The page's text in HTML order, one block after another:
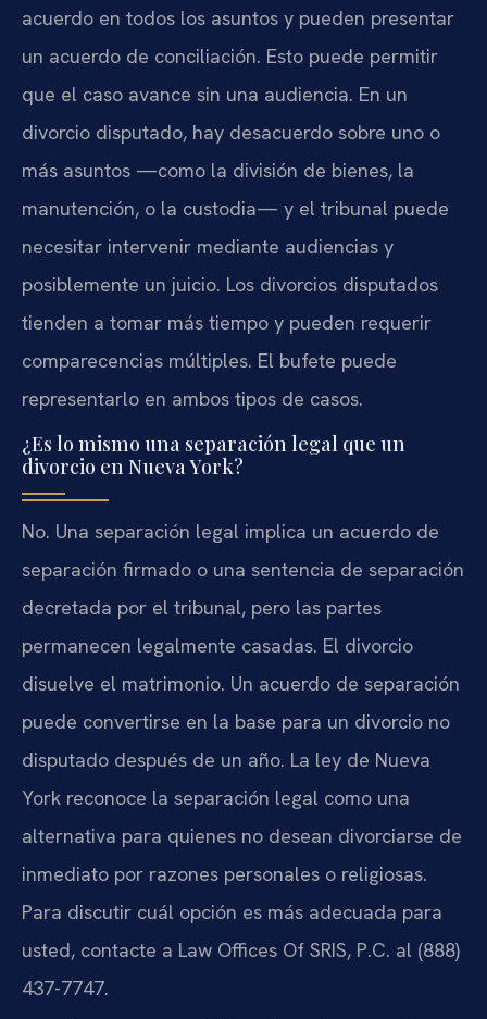
acuerdo en todos los asuntos y pueden presentar
un acuerdo de conciliación. Esto puede permitir
que el caso avance sin una audiencia. En un
divorcio disputado, hay desacuerdo sobre uno o
más asuntos —como la división de bienes, la
manutención, o la custodia— y el tribunal puede
necesitar intervenir mediante audiencias y
posiblemente un juicio. Los divorcios disputados
tienden a tomar más tiempo y pueden requerir
comparecencias múltiples. El bufete puede
representarlo en ambos tipos de casos.
¿Es lo mismo una separación legal que un
divorcio en Nueva York?
No. Una separación legal implica un acuerdo de
separación firmado o una sentencia de separación
decretada por el tribunal, pero las partes
permanecen legalmente casadas. El divorcio
disuelve el matrimonio. Un acuerdo de separación
puede convertirse en la base para un divorcio no
disputado después de un año. La ley de Nueva
York reconoce la separación legal como una
alternativa para quienes no desean divorciarse de
inmediato por razones personales o religiosas.
Para discutir cuál opción es más adecuada para
usted, contacte a Law Offices Of SRIS, P.C. al (888)
437-7747.